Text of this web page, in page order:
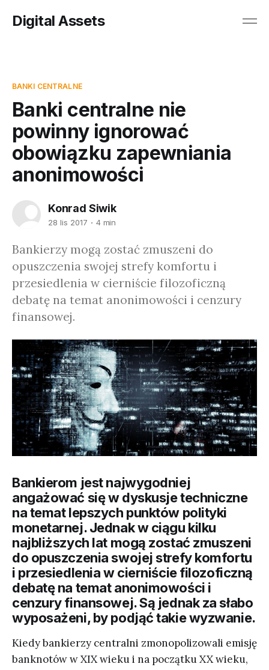
Digital Assets
BANKI CENTRALNE
Banki centralne nie
powinny ignorować
obowiązku zapewniania
anonimowości
Konrad Siwik
28 lis 2017 4 min
Bankierzy mogą zostać zmuszeni do
opuszczenia swojej strefy komfortu i
przesiedlenia w cierniście filozoficzną
debatę na temat anonimowości i cenzury
finansowej.
Bankierom jest najwygodniej
angażować się w dyskusje techniczne
na temat lepszych punktów polityki
monetarnej. Jednak w ciągu kilku
najbliższych lat mogą zostać zmuszeni
do opuszczenia swojej strefy komfortu
i przesiedlenia w cierniście filozoficzną
debatę na temat anonimowości i
cenzury finansowej. Są jednak za słabo
wyposażeni, by podjąć takie wyzwanie.
Kiedy bankierzy centralni zmonopolizowali emisję
banknotów w XIX wieku i na początku XX wieku,